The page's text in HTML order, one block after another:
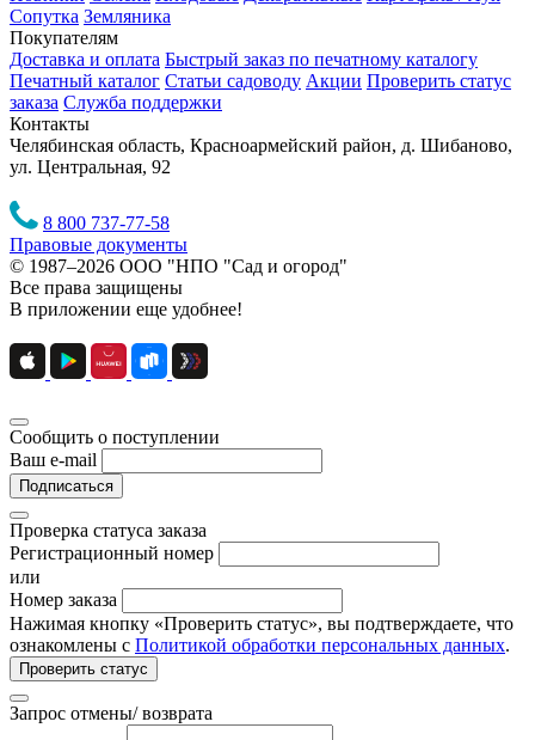
Сопутка Земляника
Покупателям
Доставка и оплата Быстрый заказ по печатному каталогу
Печатный каталог Статьи садоводу Акции Проверить статус
заказа Служба поддержки
Контакты
Челябинская область, Красноармейский район, д. Шибаново,
ул. Центральная, 92
8 800 737-77-58
Правовые документы
© 1987–2026 ООО "НПО "Сад и огород"
Все права защищены
В приложении еще удобнее!
Сообщить о поступлении
Ваш e-mail
Подписаться
Проверка статуса заказа
Регистрационный номер
или
Номер заказа
Нажимая кнопку «Проверить статус», вы подтверждаете, что
ознакомлены с Политикой обработки персональных данных.
Проверить статус
Запрос отмены/ возврата